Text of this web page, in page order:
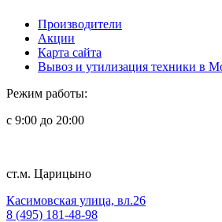
Производители
Акции
Карта сайта
Вывоз и утилизация техники в
Режим работы:
с 9:00 до 20:00
ст.м. Царицыно
Касимовская улица, вл.26
8 (495) 181-48-98